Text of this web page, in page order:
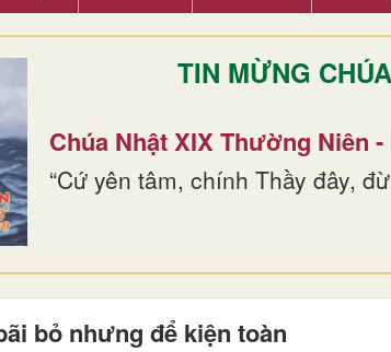
TIN MỪNG
Chúa Nhật XIX Thường Niên
“Cứ yên tâm, chính Thầy đây,
bỏ nhưng để kiện toàn